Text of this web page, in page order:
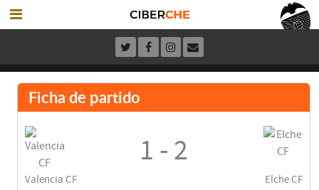
Ficha de partido
Valencia CF
1 - 2
Elche CF